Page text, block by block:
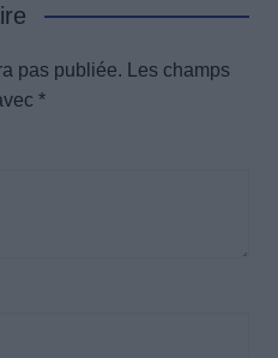
pas publiée.
Les champs
*